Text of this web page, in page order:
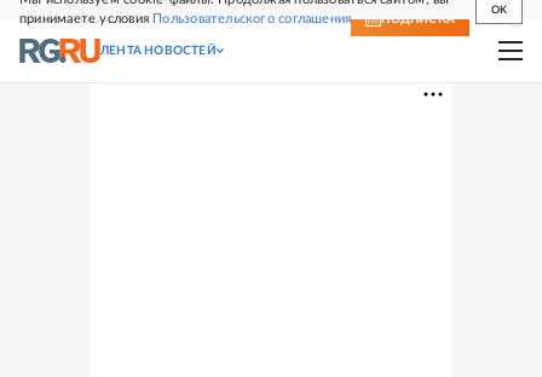
принимаете условия Пользовательского соглашения
OK
СВЕЖИЙ НОМЕР ПОДПИСКА
ЛЕНТА НОВОСТЕЙ